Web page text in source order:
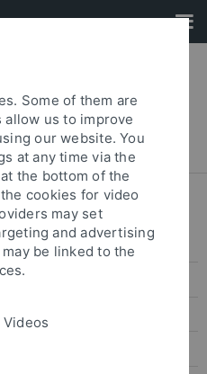
Some of them are
allow us to improve
our website. You
at any time via the
the bottom of the
cookies for video
may set
and advertising
be linked to the
Videos